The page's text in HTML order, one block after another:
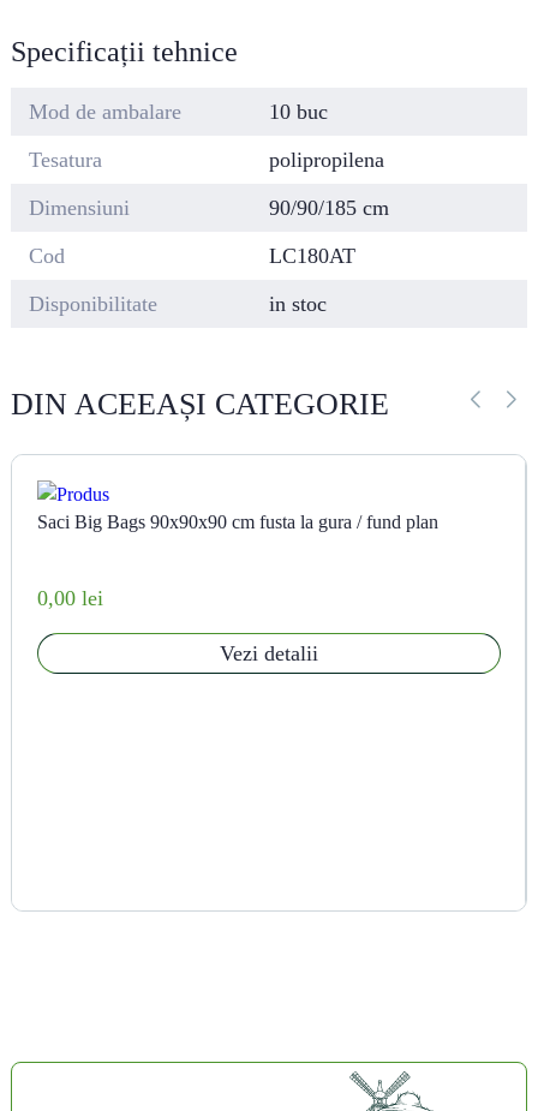
Specificații tehnice
Mod de ambalare
10 buc
Tesatura
polipropilena
Dimensiuni
90/90/185 cm
Cod
LC180AT
Disponibilitate
in stoc
DIN ACEEAȘI CATEGORIE
Saci Big Bags 90x90x90 cm fusta la gura / fund plan
0,00 lei
Vezi detalii